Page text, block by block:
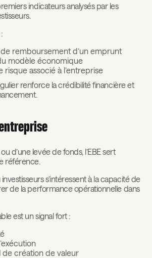
indicateurs analysés par les
remboursement d’un emprunt
modèle économique
risque associé à l’entreprise
renforce la crédibilité financière et
d’une levée de fonds, l’EBE sert
référence.
s’intéressent à la capacité de
de la performance opérationnelle dans
est un signal fort :
de création de valeur